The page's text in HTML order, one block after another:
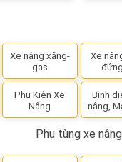
Xe nâng xăng-
gas
Xe
Phụ Kiện Xe
Nâng
Bình
nâng,
Phụ tùng xe nâng